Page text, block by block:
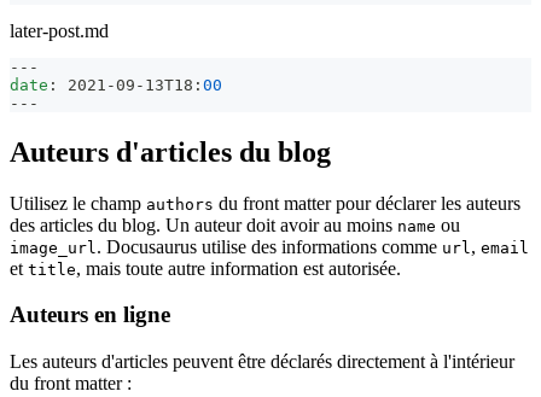
later-post.md
---
date : 2021 -09 - 13T18 : 00
---
Auteurs d'articles du blog
Utilisez le champ authors du front matter pour déclarer les auteurs
des articles du blog. Un auteur doit avoir au moins name ou
image_url . Docusaurus utilise des informations comme url , email
et title, mais toute autre information est autorisée.
Auteurs en ligne
Les auteurs d'articles peuvent être déclarés directement à l'intérieur
du front matter :